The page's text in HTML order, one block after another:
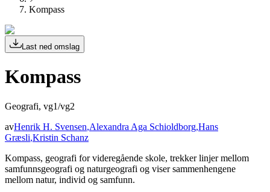
Kompass
Last ned omslag
Kompass
Geografi, vg1/vg2
avHenrik H. Svensen,Alexandra Aga Schioldborg,Hans
Græsli,Kristin Schanz
Kompass, geografi for videregående skole, trekker linjer mellom
samfunnsgeografi og naturgeografi og viser sammenhengene
mellom natur, individ og samfunn.